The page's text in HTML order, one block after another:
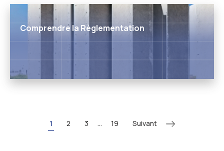
Comprendre la Règlementation
1 2 3 ... 19 Suivant